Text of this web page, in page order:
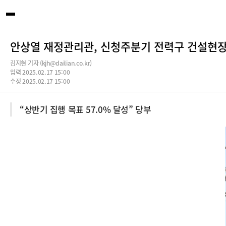
안상열 재정관리관, 신청주분기 전력구 건설현
김지현 기자 (kjh@dailian.co.kr)
입력 2025.02.17 15:00
수정 2025.02.17 15:00
“상반기 집행 목표 57.0% 달성” 당부